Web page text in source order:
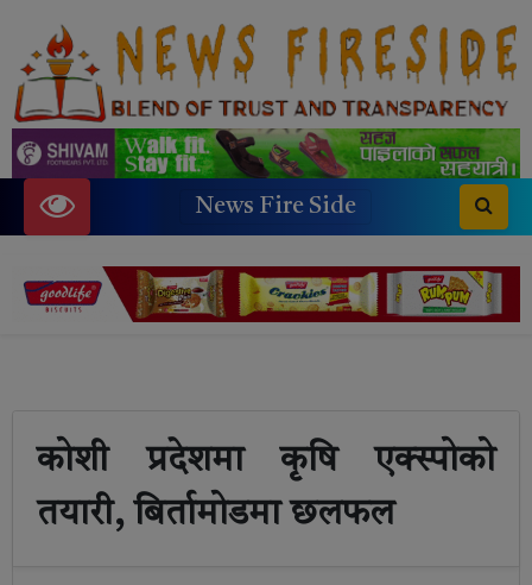
News Fire Side
कोशी प्रदेशमा कृषि एक्स्पोको
तयारी, बिर्तामोडमा छलफल